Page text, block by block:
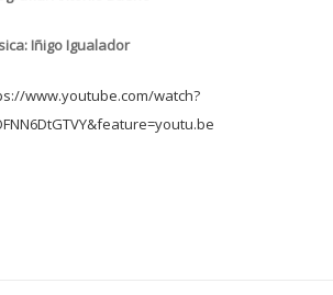
Iñigo Igualador
www.youtube.com/watch?